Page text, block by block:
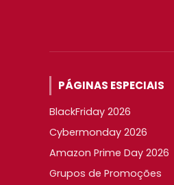
PÁGINAS ESPECIAIS
BlackFriday 2026
Cybermonday 2026
Amazon Prime Day 2026
Grupos de Promoções